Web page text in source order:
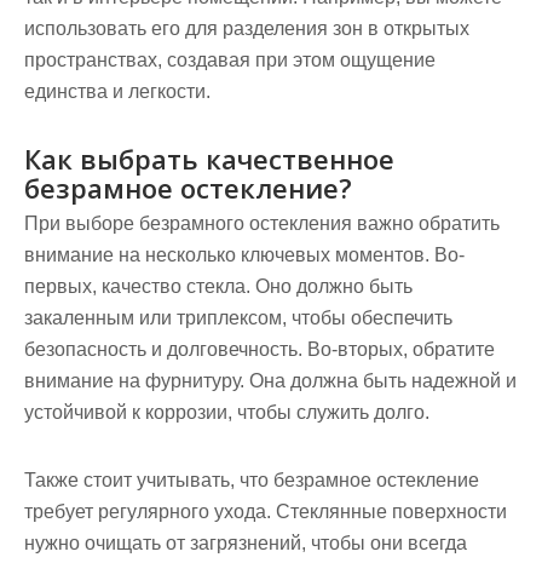
использовать его для разделения зон в открытых
пространствах, создавая при этом ощущение
единства и легкости.
Как выбрать качественное
безрамное остекление?
При выборе безрамного остекления важно обратить
внимание на несколько ключевых моментов. Во-
первых, качество стекла. Оно должно быть
закаленным или триплексом, чтобы обеспечить
безопасность и долговечность. Во-вторых, обратите
внимание на фурнитуру. Она должна быть надежной и
устойчивой к коррозии, чтобы служить долго.
Также стоит учитывать, что безрамное остекление
требует регулярного ухода. Стеклянные поверхности
нужно очищать от загрязнений, чтобы они всегда